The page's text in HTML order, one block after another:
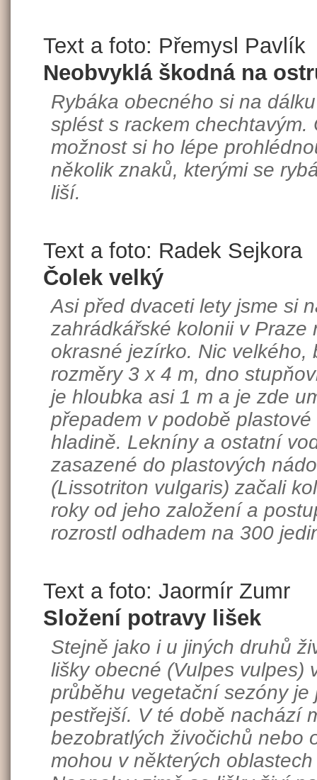
Text a foto: Přemysl Pavlík
Neobvyklá škodná na
Rybáka obecného si na
splést s rackem chechtavým.
možnost si ho lépe
několik znaků, kterými se
liší.
Text a foto: Radek Sejkora
Čolek velký
Asi před dvaceti lety jsme si
zahrádkářské kolonii v Praze
okrasné jezírko. Nic velkého,
rozměry 3 x 4 m, dno
je hloubka asi 1 m a je zde
přepadem v podobě
hladině. Lekníny a ostatní
zasazené do plastových
(Lissotriton vulgaris) začali
roky od jeho založení a
rozrostl odhadem na 300
Text a foto: Jaormír Zumr
Složení potravy lišek
Stejně jako i u jiných druhů
lišky obecné (Vulpes vulpes)
průběhu vegetační sezóny
pestřejší. V té době nachází
bezobratlých živočichů nebo
mohou v některých